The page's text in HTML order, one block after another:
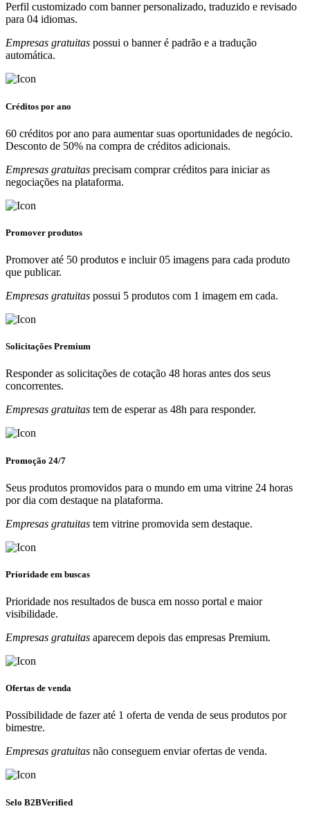
Perfil customizado com banner personalizado, traduzido e revisado
para 04 idiomas.
Empresas gratuitas possui o banner é padrão e a tradução
automática.
Créditos por ano
60 créditos por ano para aumentar suas oportunidades de negócio.
Desconto de 50% na compra de créditos adicionais.
Empresas gratuitas precisam comprar créditos para iniciar as
negociações na plataforma.
Promover produtos
Promover até 50 produtos e incluir 05 imagens para cada produto
que publicar.
Empresas gratuitas possui 5 produtos com 1 imagem em cada.
Solicitações Premium
Responder as solicitações de cotação 48 horas antes dos seus
concorrentes.
Empresas gratuitas tem de esperar as 48h para responder.
Promoção 24/7
Seus produtos promovidos para o mundo em uma vitrine 24 horas
por dia com destaque na plataforma.
Empresas gratuitas tem vitrine promovida sem destaque.
Prioridade em buscas
Prioridade nos resultados de busca em nosso portal e maior
visibilidade.
Empresas gratuitas aparecem depois das empresas Premium.
Ofertas de venda
Possibilidade de fazer até 1 oferta de venda de seus produtos por
bimestre.
Empresas gratuitas não conseguem enviar ofertas de venda.
Selo B2BVerified